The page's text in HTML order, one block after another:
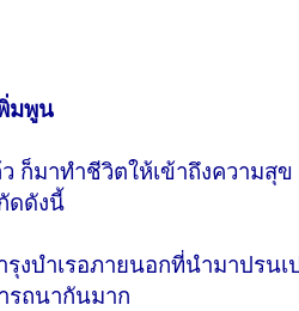
มพูน
ก็มาทำชีวิตให้เข้าถึงความสุ
ดดังนี้
รุงบำเรอภายนอกที่นำมาปรน
รถนากันมาก